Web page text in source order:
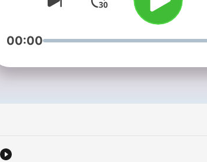
dybe fald. Da Elvis bryder frem
i midten af 1950'erne, opfattes
han som farlig. Med sine
stemme får han publikum til at
00:00